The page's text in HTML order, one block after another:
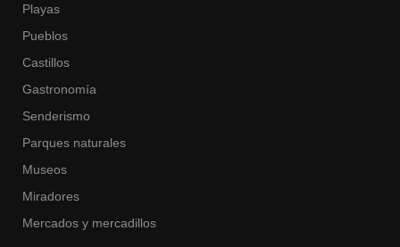
Playas
Pueblos
Castillos
Gastronomía
Senderismo
Parques naturales
Museos
Miradores
Mercados y mercadillos